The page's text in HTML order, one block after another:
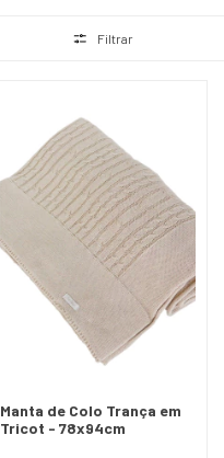
Filtrar
Manta de Colo Trança em
Tricot - 78x94cm